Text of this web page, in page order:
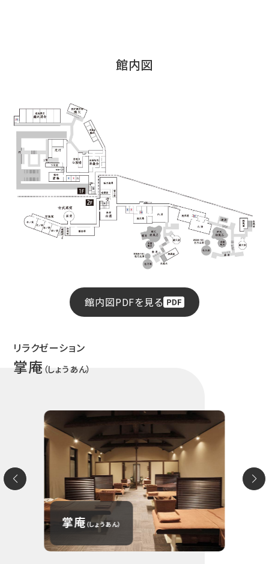
館内図
館内図PDFを見る
リラクゼーション
掌庵 （しょうあん）
掌庵 （しょうあん）